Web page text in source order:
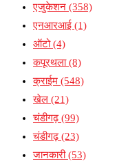
एजुकेशन (358)
एनआरआई (1)
ऑटो(4)
कपूरथला(8)
क्राईम (548)
खेल (21)
चंडीगढ़(99)
चंडीगढ़(23)
जानकारी(53)